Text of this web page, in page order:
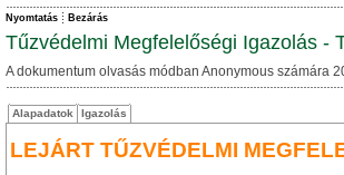
Nyomtatás Bezárás
Tűzvédelmi Megfelelőségi Igazolás -
A dokumentum olvasás módban Anonymous számára
Alapadatok Igazolás
LEJÁRT TŰZVÉDELMI